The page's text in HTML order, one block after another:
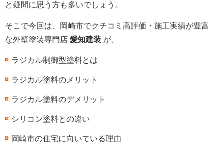
と疑問に思う方も多いでしょう。
そこで今回は、岡崎市でクチコミ高評価・施工実績が豊富
な外壁塗装専門店 愛知建装 が、
ラジカル制御型塗料とは
ラジカル塗料のメリット
ラジカル塗料のデメリット
シリコン塗料との違い
岡崎市の住宅に向いている理由